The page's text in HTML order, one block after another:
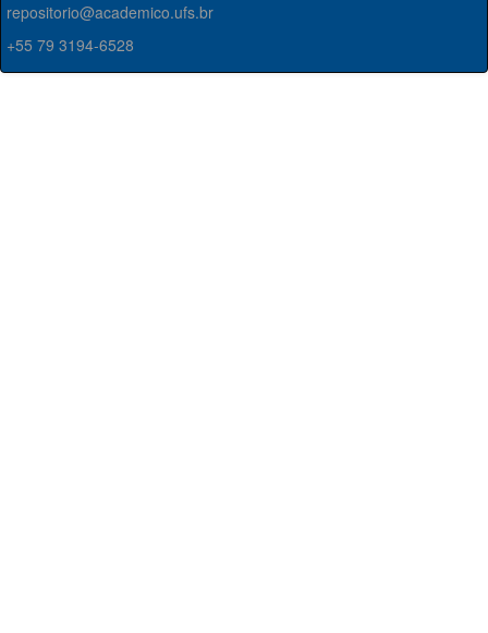
repositorio@academico.ufs.br
+55 79 3194-6528